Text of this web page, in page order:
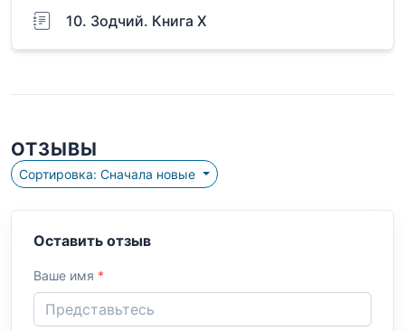
10. Зодчий. Книга Х
ОТЗЫВЫ
Сортировка: Сначала новые
Оставить отзыв
Ваше имя *